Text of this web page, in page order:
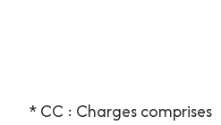
* CC : Charges comprises